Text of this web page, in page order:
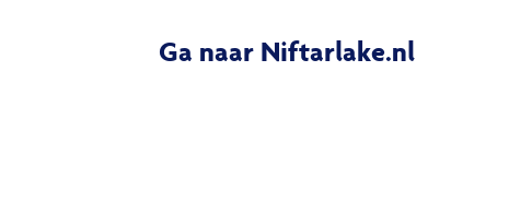
Ga naar Niftarlake.nl